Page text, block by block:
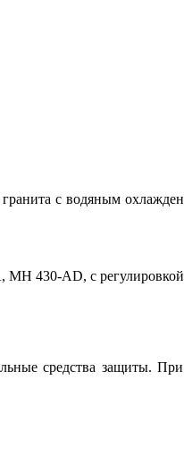
с водяным
430-AD, с регулировкой
средства